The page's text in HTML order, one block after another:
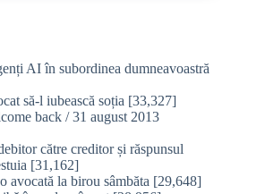
AI în subordinea dumneavoastră
să-l iubească soția [33,327]
back / 31 august 2013
către creditor și răspunsul
[31,162]
avocată la birou sâmbăta [29,648]